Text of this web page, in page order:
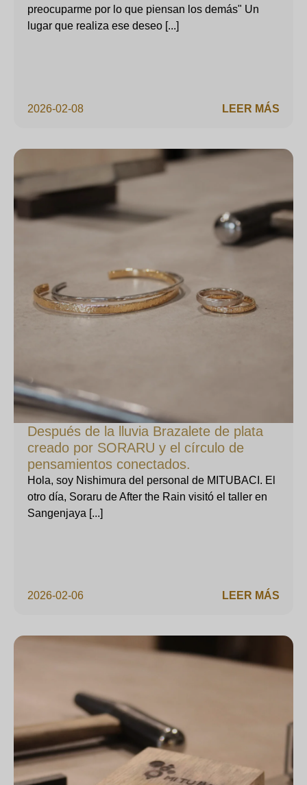
2026-02-08
preocuparme por lo que piensan los demás" Un
lugar que realiza ese deseo [...]
LEER MÁS
Después de la lluvia Brazalete de plata
creado por SORARU y el círculo de
pensamientos conectados.
2026-02-06
Hola, soy Nishimura del personal de MITUBACI. El
otro día, Soraru de After the Rain visitó el taller en
Sangenjaya [...]
LEER MÁS